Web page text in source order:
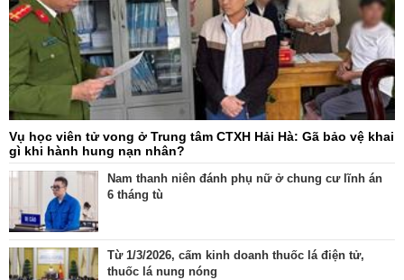
Vụ học viên tử vong ở Trung tâm CTXH Hải Hà: Gã bảo vệ khai
gì khi hành hung nạn nhân?
Nam thanh niên đánh phụ nữ ở chung cư lĩnh án
6 tháng tù
Từ 1/3/2026, cấm kinh doanh thuốc lá điện tử,
thuốc lá nung nóng